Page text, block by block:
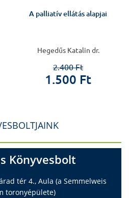
A palliatív ellátás alapjai
Hegedűs Katalin dr.
2.400 Ft
1.500 Ft
Könyvesbolt
tér 4., Aula (a Semmelweis
toronyépülete)